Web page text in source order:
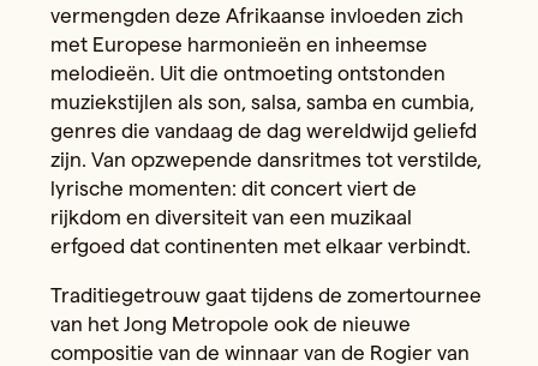
vermengden deze Afrikaanse invloeden zich
met Europese harmonieën en inheemse
melodieën. Uit die ontmoeting ontstonden
muziekstijlen als son, salsa, samba en cumbia,
genres die vandaag de dag wereldwijd geliefd
zijn. Van opzwepende dansritmes tot verstilde,
lyrische momenten: dit concert viert de
rijkdom en diversiteit van een muzikaal
erfgoed dat continenten met elkaar verbindt.
Traditiegetrouw gaat tijdens de zomertournee
van het Jong Metropole ook de nieuwe
compositie van de winnaar van de Rogier van